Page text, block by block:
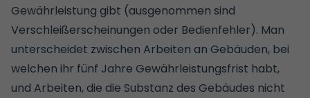
Gewährleistung gibt (ausgenommen sind
Verschleißerscheinungen oder Bedienfehler). Man
unterscheidet zwischen Arbeiten an Gebäuden, bei
welchen ihr fünf Jahre Gewährleistungsfrist habt,
und Arbeiten, die die Substanz des Gebäudes nicht